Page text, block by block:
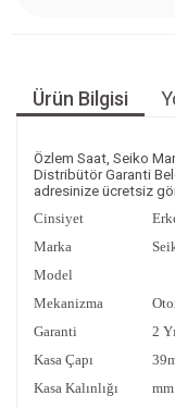
Ürün Bilgisi
Özlem Saat, Seiko
Distribütör Garanti
adresinize ücretsiz
Cinsiyet
Marka
Model
Mekanizma
Garanti
2
Kasa Çapı
Kasa Kalınlığı
mm